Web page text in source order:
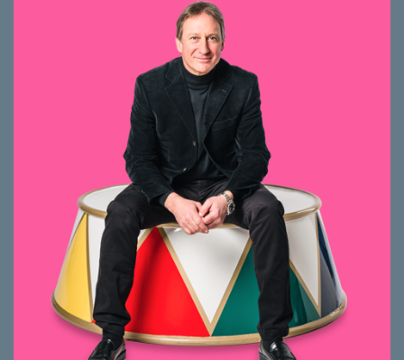
patrick.meyer@smeyers.ch
Beratungsschwerpunkte
Portfolioentwicklung, insbesondere
Planung und Durchführung von Bau- und
Sanierungsprojekten
Entwicklung von Arealen
Management und Controlling
Projektleitung
Seit 2015 bei smeyers, davor:
Aufbau der PMCE Consulting &
Engineering GmbH und der AM Surface
AG
Projektleitungen im Stahl-, Metall- und